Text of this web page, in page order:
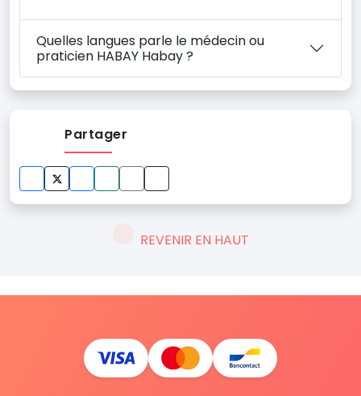
Quelles langues parle le médecin ou
praticien HABAY Habay ?
Partager
REVENIR EN HAUT